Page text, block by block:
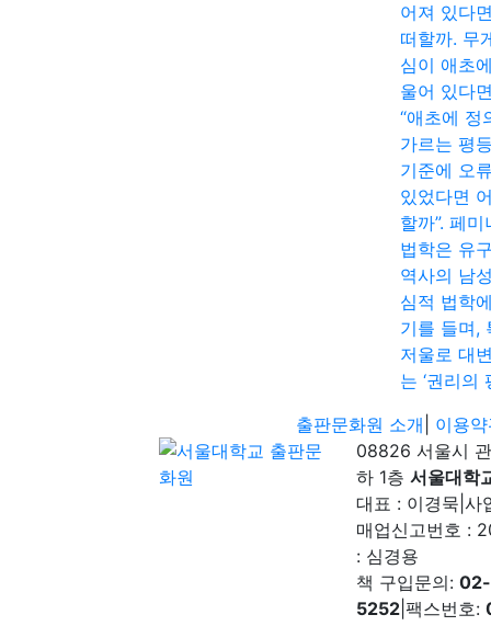
어져 있다
떠할까. 무
심이 애초
울어 있다
“애초에 정
가르는 평
기준에 오
있었다면
할까”. 페미
법학은 유
역사의 남
심적 법학
기를 들며,
저울로 대
는 ‘권리의
출판문화원 소개
이용
08826 서울시
하 1층 서울대학
대표 : 이경묵 사
매업신고번호 :
: 심경용
책 구입문의:
5252 팩스번호: